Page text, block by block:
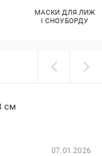
МАСКИ ДЛЯ ЛИЖ
І СНОУБОРДУ
см
07.01.2026